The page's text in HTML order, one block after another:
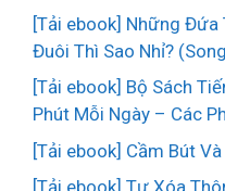
[Tải ebook] Những Đứa
Đuôi Thì Sao Nhỉ?
[Tải ebook] Bộ Sách
Phút Mỗi Ngày – Các
[Tải ebook] Cầm Bút